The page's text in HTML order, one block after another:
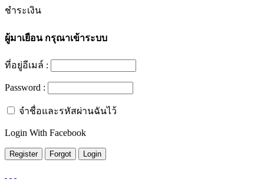
ชำระเงิน
ผู้มาเยือนกรุณาเข้าระบบ
ที่อยู่อีเมล์ :
Password :
จำชื่อและรหัสผ่านฉันไว้
Login With Facebook